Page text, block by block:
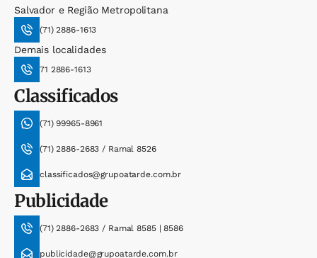
Salvador e Região Metropolitana
(71) 2886-1613
Demais localidades
71 2886-1613
Classificados
(71) 99965-8961
(71) 2886-2683 / Ramal 8526
classificados@grupoatarde.com.br
Publicidade
(71) 2886-2683 / Ramal 8585 | 8586
publicidade@grupoatarde.com.br